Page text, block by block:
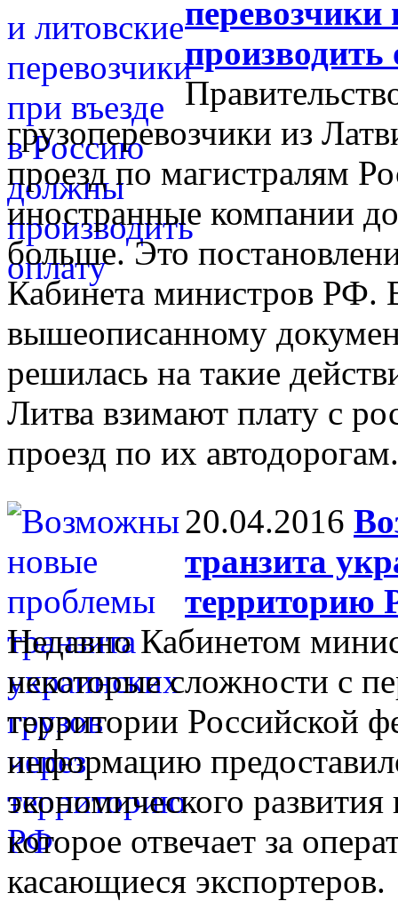
производить
грузоперевозчики из
проезд по магистралям
иностранные компании
больше. Это
Кабинета министров РФ.
вышеописанному
решилась на такие
Литва взимают плату с
проезд по их автодорогам.
20.04.2016
транзита
территорию
Недавно Кабинетом
некоторые сложности с
территории Российской
информацию
экономического
которое отвечает за
касающиеся экспортеров.